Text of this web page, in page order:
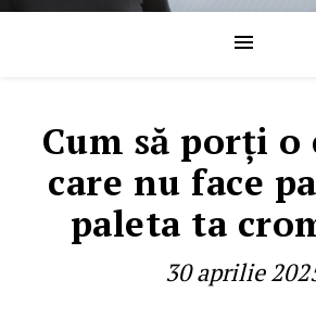
Cum să porţi o
care nu face
paleta ta
30 aprilie